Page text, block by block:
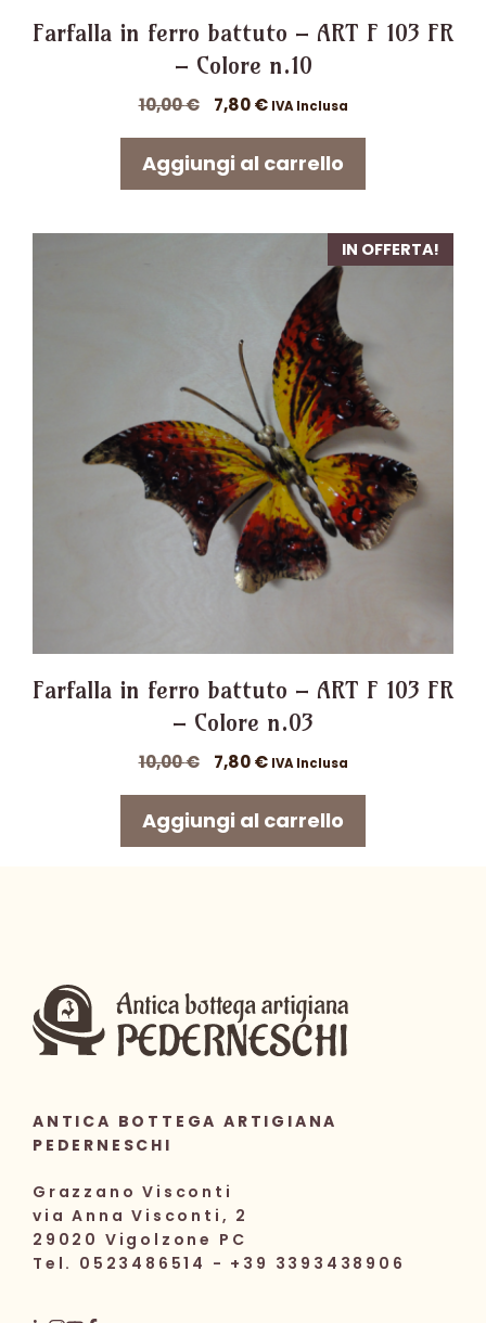
Farfalla in ferro battuto – ART F 103 FR
– Colore n.10
10,00€
Il
originale
era:
7,80€Il
attuale
IVA Inclusa
Aggiungi al carrello
IN OFFERTA!
Farfalla in ferro battuto – ART F 103 FR
– Colore n.03
10,00€
Il
originale
era:
7,80€Il
attuale
IVA Inclusa
Aggiungi al carrello
ANTICA BOTTEGA ARTIGIANA
PEDERNESCHI
Grazzano Visconti
via Anna Visconti, 2
29020 Vigolzone PC
Tel. 0523486514 - +39 3393438906